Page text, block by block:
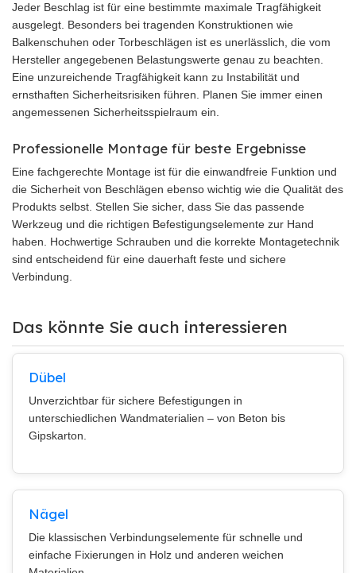
Jeder Beschlag ist für eine bestimmte maximale Tragfähigkeit
ausgelegt. Besonders bei tragenden Konstruktionen wie
Balkenschuhen oder Torbeschlägen ist es unerlässlich, die vom
Hersteller angegebenen Belastungswerte genau zu beachten.
Eine unzureichende Tragfähigkeit kann zu Instabilität und
ernsthaften Sicherheitsrisiken führen. Planen Sie immer einen
angemessenen Sicherheitsspielraum ein.
Professionelle Montage für beste Ergebnisse
Eine fachgerechte Montage ist für die einwandfreie Funktion und
die Sicherheit von Beschlägen ebenso wichtig wie die Qualität des
Produkts selbst. Stellen Sie sicher, dass Sie das passende
Werkzeug und die richtigen Befestigungselemente zur Hand
haben. Hochwertige Schrauben und die korrekte Montagetechnik
sind entscheidend für eine dauerhaft feste und sichere
Verbindung.
Das könnte Sie auch interessieren
Dübel
Unverzichtbar für sichere Befestigungen in
unterschiedlichen Wandmaterialien – von Beton bis
Gipskarton.
Nägel
Die klassischen Verbindungselemente für schnelle und
einfache Fixierungen in Holz und anderen weichen